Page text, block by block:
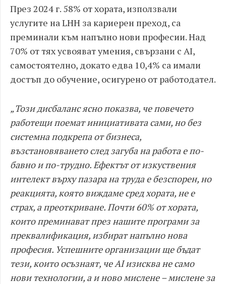
През 2024 г. 58% от хората, използвали
услугите на LHH за кариерен преход, са
преминали към напълно нови професии. Над
70% от тях усвояват умения, свързани с AI,
самостоятелно, докато едва 10,4% са имали
достъп до обучение, осигурено от работодател.
„Този дисбаланс ясно показва, че повечето
работещи поемат инициативата сами, но без
системна подкрепа от бизнеса,
възстановяването след загуба на работа е по-
бавно и по-трудно. Ефектът от изкуствения
интелект върху пазара на труда е безспорен, но
реакцията, която виждаме сред хората, не е
страх, а преоткриване. Почти 60% от хората,
които преминават през нашите програми за
преквалификация, избират напълно нова
професия. Успешните организации ще бъдат
тези, които осъзнаят, че AI изисква не само
нови технологии, а и ново мислене – мислене за